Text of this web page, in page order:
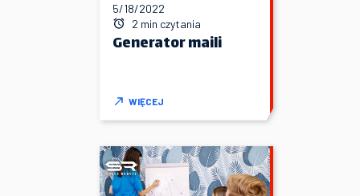
5/18/2022
2 min czytania
Generator maili
WIĘCEJ